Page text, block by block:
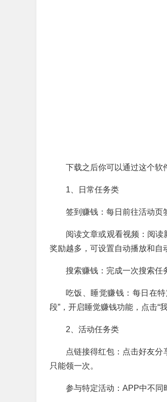
下载之后你可以通过这个软
1、日常任务类
签到赚钱：每日前往活动页
阅读文章或观看视频：阅
奖励越多，可设置自动播放和自
搜索赚钱：完成一次搜索任
吃饭、睡觉赚钱：每日在
段”，开启睡觉赚钱功能，点击“
2、活动任务类
点链接得红包：点击好友
只能领一次。
参与特定活动：APP中不同